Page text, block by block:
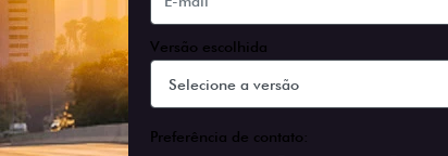
Versão escolhida
Preferência de contato: